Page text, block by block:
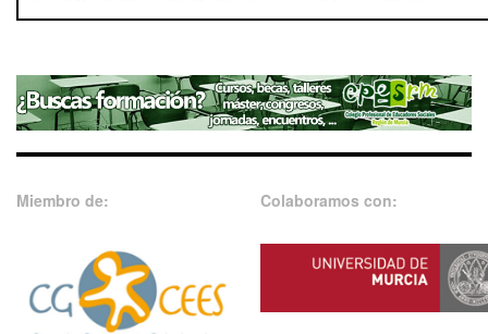
Miembro de: Colaboramos con: